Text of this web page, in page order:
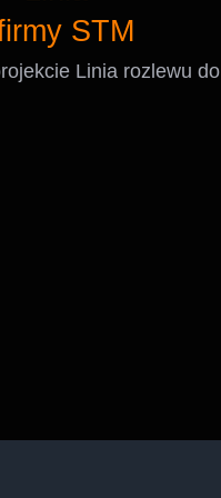
STM
Linia rozlewu do